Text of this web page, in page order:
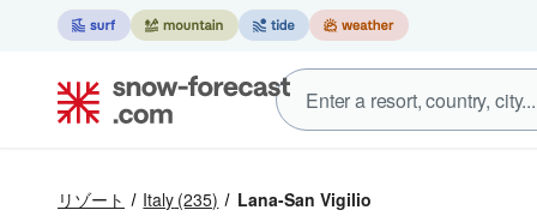
リゾート Italy (235) Lana-San Vigilio